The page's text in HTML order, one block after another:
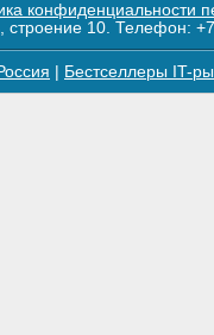
конфиденциальности
строение 10. Телефон:
Бестселлеры IT-